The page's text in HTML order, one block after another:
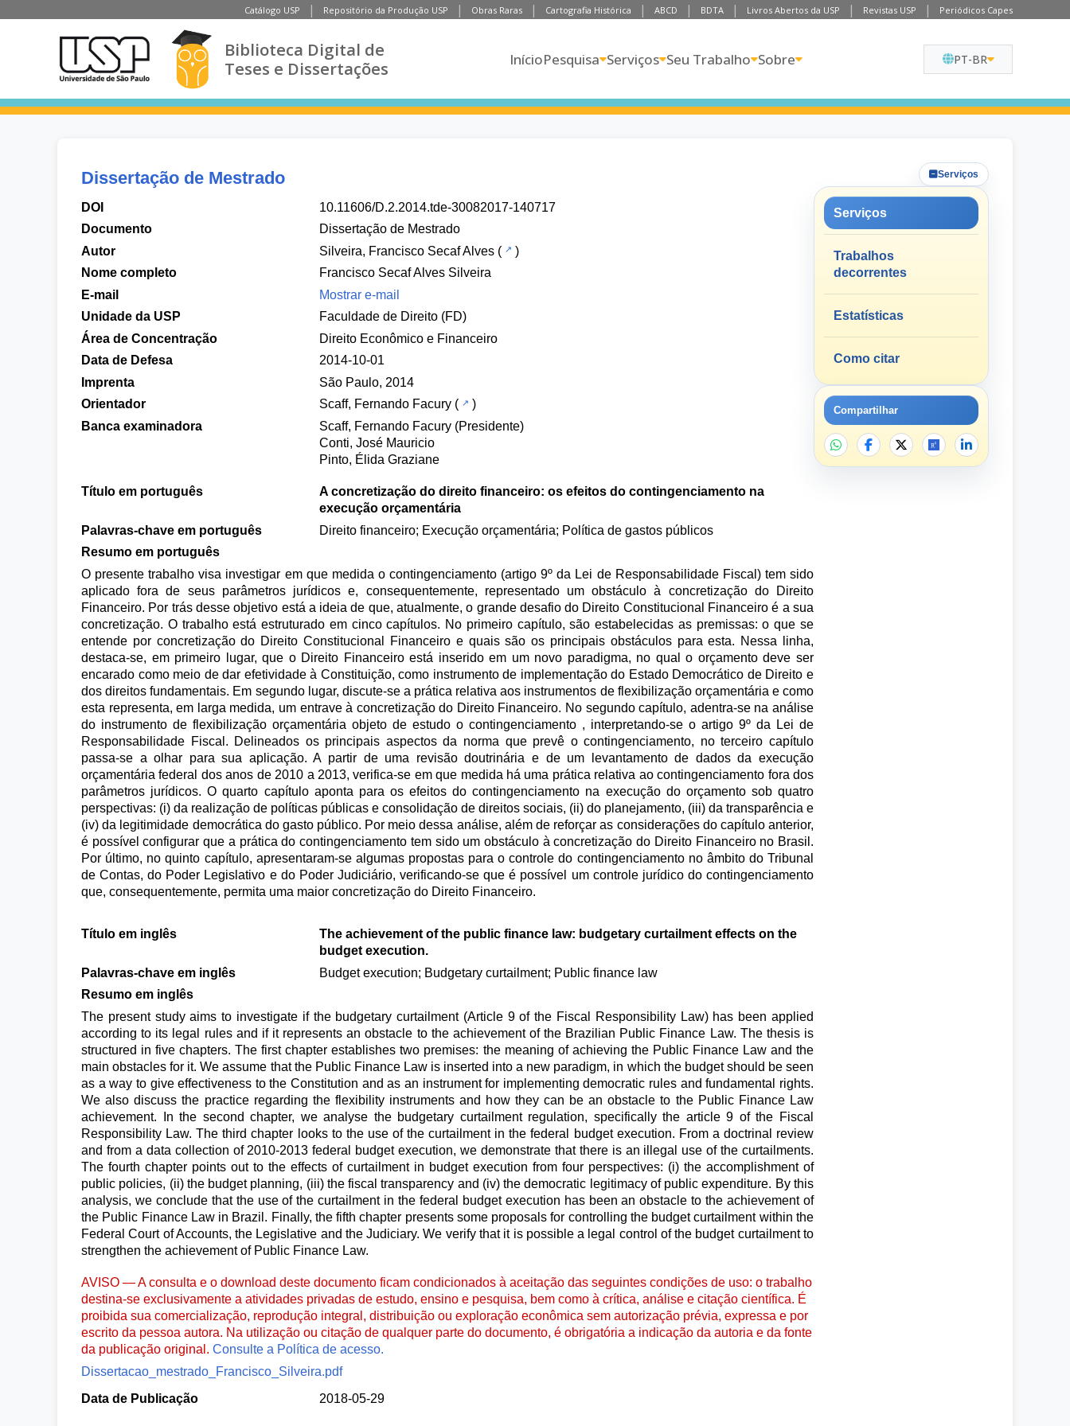
Catálogo USP Repositório da Produção USP Obras Raras Cartografia Histórica ABCD BDTA Livros Abertos da USP Revistas USP Periódicos Capes
Biblioteca Digital de
Teses e Dissertações
InícioPesquisa Serviços Seu Trabalho Sobre PT-BR
Dissertação de Mestrado
DOI
10.11606/D.2.2014.tde-30082017-140717
Documento
Dissertação de Mestrado
Autor
Silveira, Francisco Secaf Alves (
)
Nome completo
Francisco Secaf Alves Silveira
E-mail
Mostrar e-mail
Unidade da USP
Faculdade de Direito (FD)
Área de Concentração
Direito Econômico e Financeiro
Data de Defesa
2014-10-01
Imprenta
São Paulo, 2014
Orientador
Scaff, Fernando Facury (
)
Banca examinadora
Scaff, Fernando Facury (Presidente)
Conti, José Mauricio
Pinto, Élida Graziane
Título em português
A concretização do direito financeiro: os efeitos do contingenciamento na
execução orçamentária
Palavras-chave em português
Direito financeiro; Execução orçamentária; Política de gastos públicos
Resumo em português
O presente trabalho visa investigar em que medida o contingenciamento (artigo 9º da Lei de Responsabilidade Fiscal) tem sido
aplicado fora de seus parâmetros jurídicos e, consequentemente, representado um obstáculo à concretização do Direito
Financeiro. Por trás desse objetivo está a ideia de que, atualmente, o grande desafio do Direito Constitucional Financeiro é a sua
concretização. O trabalho está estruturado em cinco capítulos. No primeiro capítulo, são estabelecidas as premissas: o que se
entende por concretização do Direito Constitucional Financeiro e quais são os principais obstáculos para esta. Nessa linha,
destaca-se, em primeiro lugar, que o Direito Financeiro está inserido em um novo paradigma, no qual o orçamento deve ser
encarado como meio de dar efetividade à Constituição, como instrumento de implementação do Estado Democrático de Direito e
dos direitos fundamentais. Em segundo lugar, discute-se a prática relativa aos instrumentos de flexibilização orçamentária e como
esta representa, em larga medida, um entrave à concretização do Direito Financeiro. No segundo capítulo, adentra-se na análise
do instrumento de flexibilização orçamentária objeto de estudo o contingenciamento , interpretando-se o artigo 9º da Lei de
Responsabilidade Fiscal. Delineados os principais aspectos da norma que prevê o contingenciamento, no terceiro capítulo
passa-se a olhar para sua aplicação. A partir de uma revisão doutrinária e de um levantamento de dados da execução
orçamentária federal dos anos de 2010 a 2013, verifica-se em que medida há uma prática relativa ao contingenciamento fora dos
parâmetros jurídicos. O quarto capítulo aponta para os efeitos do contingenciamento na execução do orçamento sob quatro
perspectivas: (i) da realização de políticas públicas e consolidação de direitos sociais, (ii) do planejamento, (iii) da transparência e
(iv) da legitimidade democrática do gasto público. Por meio dessa análise, além de reforçar as considerações do capítulo anterior,
é possível configurar que a prática do contingenciamento tem sido um obstáculo à concretização do Direito Financeiro no Brasil.
Por último, no quinto capítulo, apresentaram-se algumas propostas para o controle do contingenciamento no âmbito do Tribunal
de Contas, do Poder Legislativo e do Poder Judiciário, verificando-se que é possível um controle jurídico do contingenciamento
que, consequentemente, permita uma maior concretização do Direito Financeiro.
Título em inglês
The achievement of the public finance law: budgetary curtailment effects on the
budget execution.
Palavras-chave em inglês
Budget execution; Budgetary curtailment; Public finance law
Resumo em inglês
The present study aims to investigate if the budgetary curtailment (Article 9 of the Fiscal Responsibility Law) has been applied
according to its legal rules and if it represents an obstacle to the achievement of the Brazilian Public Finance Law. The thesis is
structured in five chapters. The first chapter establishes two premises: the meaning of achieving the Public Finance Law and the
main obstacles for it. We assume that the Public Finance Law is inserted into a new paradigm, in which the budget should be seen
as a way to give effectiveness to the Constitution and as an instrument for implementing democratic rules and fundamental rights.
We also discuss the practice regarding the flexibility instruments and how they can be an obstacle to the Public Finance Law
achievement. In the second chapter, we analyse the budgetary curtailment regulation, specifically the article 9 of the Fiscal
Responsibility Law. The third chapter looks to the use of the curtailment in the federal budget execution. From a doctrinal review
and from a data collection of 2010-2013 federal budget execution, we demonstrate that there is an illegal use of the curtailments.
The fourth chapter points out to the effects of curtailment in budget execution from four perspectives: (i) the accomplishment of
public policies, (ii) the budget planning, (iii) the fiscal transparency and (iv) the democratic legitimacy of public expenditure. By this
analysis, we conclude that the use of the curtailment in the federal budget execution has been an obstacle to the achievement of
the Public Finance Law in Brazil. Finally, the fifth chapter presents some proposals for controlling the budget curtailment within the
Federal Court of Accounts, the Legislative and the Judiciary. We verify that it is possible a legal control of the budget curtailment to
strengthen the achievement of Public Finance Law.
AVISO — A consulta e o download deste documento ficam condicionados à aceitação das seguintes condições de uso: o trabalho
destina-se exclusivamente a atividades privadas de estudo, ensino e pesquisa, bem como à crítica, análise e citação científica. É
proibida sua comercialização, reprodução integral, distribuição ou exploração econômica sem autorização prévia, expressa e por
escrito da pessoa autora. Na utilização ou citação de qualquer parte do documento, é obrigatória a indicação da autoria e da fonte
da publicação original. Consulte a Política de acesso.
Dissertacao_mestrado_Francisco_Silveira.pdf
Data de Publicação
2018-05-29
Serviços
Serviços
Trabalhos
decorrentes
Estatísticas
Como citar
Compartilhar